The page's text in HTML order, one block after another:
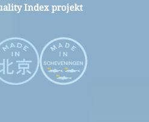
Index projekt